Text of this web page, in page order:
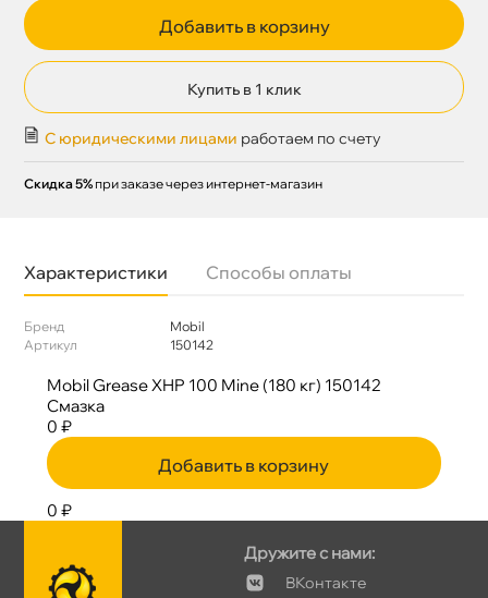
Добавить в корзину
Купить в 1 клик
С юридическими лицами работаем по счету
Скидка 5% при заказе через интернет-магазин
Характеристики Способы оплаты
Бренд
Mobil
Артикул
150142
Mobil Grease XHP 100 Mine (180 кг) 150142
Смазка
0 ₽
Добавить в корзину
0 ₽
Дружите с нами:
Контакте